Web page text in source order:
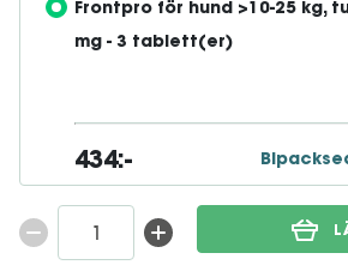
Frontpro för hund >10-25 kg,
mg - 3 tablett(er)
434:-